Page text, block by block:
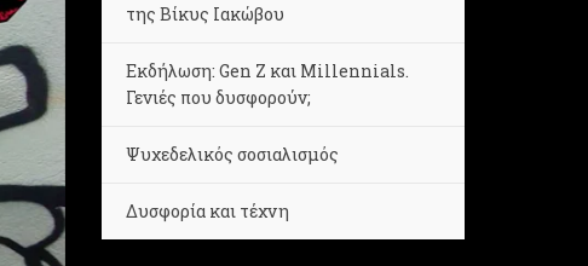
της Βίκυς Ιακώβου
Εκδήλωση: Gen Z και Millennials.
Γενιές που δυσφορούν;
Ψυχεδελικός σοσιαλισμός
Δυσφορία και τέχνη